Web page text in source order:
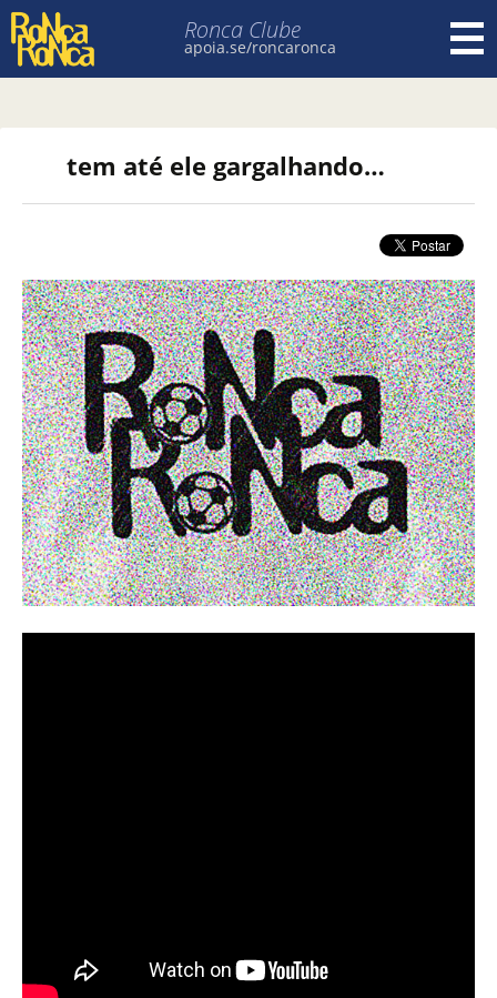
Ronca Clube
apoia.se/roncaronca
tem até ele gargalhando…